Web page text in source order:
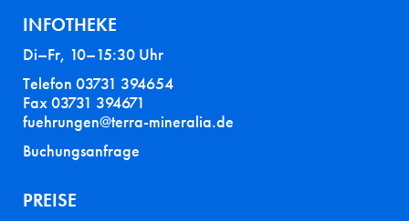
INFOTHEKE
Di–Fr, 10–15:30 Uhr
Telefon 03731 394654
Fax 03731 394671
fuehrungen@terra-mineralia.de
Buchungsanfrage
PREISE